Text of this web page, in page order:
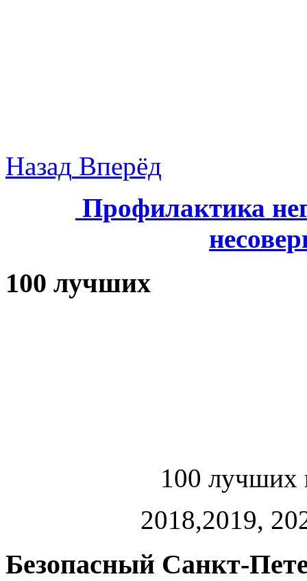
Назад Вперёд
Профилактика
100 лучших
100 лучших
2018,2019,
Безопасный Санкт-